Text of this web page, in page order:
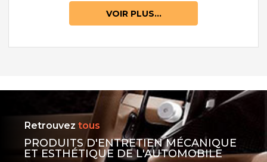
VOIR PLUS...
Retrouvez tous
PRODUITS D'ENTRETIEN MÉCANIQUE
ET ESTHÉTIQUE DE L'AUTOMOBILE